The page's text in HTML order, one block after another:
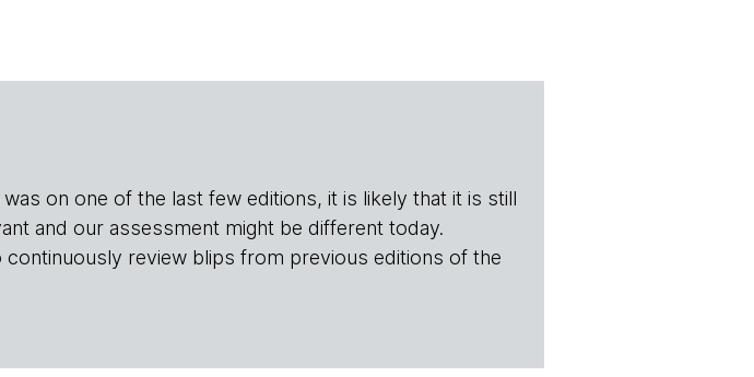
on one of the last few editions, it is likely that it is still
and our assessment might be different today.
review blips from previous editions of the